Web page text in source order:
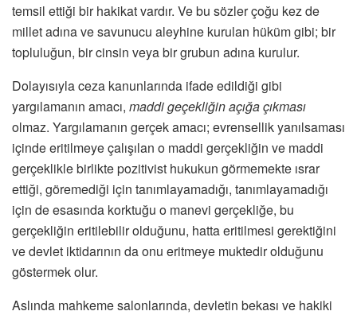
temsil ettiği bir hakikat vardır. Ve bu sözler çoğu kez de
millet adına ve savunucu aleyhine kurulan hüküm gibi; bir
topluluğun, bir cinsin veya bir grubun adına kurulur.
Dolayısıyla ceza kanunlarında ifade edildiği gibi
yargılamanın amacı, maddi geçekliğin açığa çıkması
olmaz. Yargılamanın gerçek amacı; evrensellik yanılsaması
içinde eritilmeye çalışılan o maddi gerçekliğin ve maddi
gerçeklikle birlikte pozitivist hukukun görmemekte ısrar
ettiği, göremediği için tanımlayamadığı, tanımlayamadığı
için de esasında korktuğu o manevi gerçekliğe, bu
gerçekliğin eritilebilir olduğunu, hatta eritilmesi gerektiğini
ve devlet iktidarının da onu eritmeye muktedir olduğunu
göstermek olur.
Aslında mahkeme salonlarında, devletin bekası ve hakiki